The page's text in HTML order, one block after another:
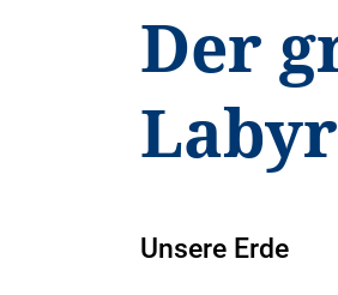
Der
Unsere Erde